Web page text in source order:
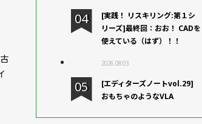
[実践！ リスキリング:第１シ
リーズ]最終回：おお！ CADを
使えている（はず）！！
2026.08.03
[エディターズノートvol.29]
おもちゃのようなVLA